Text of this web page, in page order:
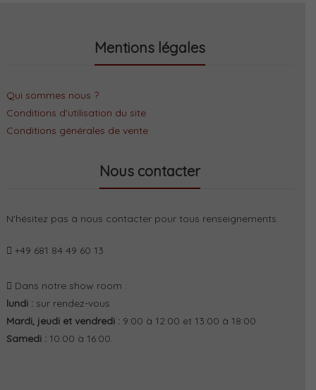
Mentions légales
Qui sommes nous ?
Conditions d'utilisation du site
Conditions générales de vente
Nous contacter
N'hésitez pas à nous contacter pour tous renseignements.
+49 681 84 49 60 13
Dans notre show room :
lundi : sur rendez-vous
Mardi, jeudi et vendredi : 9:00 à 12:00 et 13:00 à 18:00
Samedi : 10:00 à 16:00.